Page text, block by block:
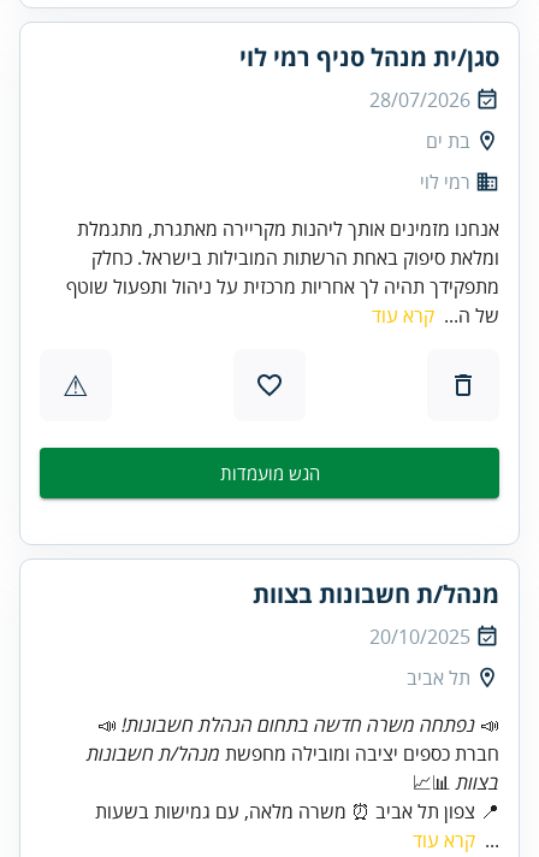
סגן/ית מנהל סניף רמי לוי
28/07/2026
בת ים
רמי לוי
אנחנו מזמינים אותך ליהנות מקריירה מאתגרת, מתגמלת
ומלאת סיפוק באחת הרשתות המובילות בישראל. כחלק
מתפקידך תהיה לך אחריות מרכזית על ניהול ותפעול שוטף
של ה... קרא עוד
⚠
הגש מועמדות
מנהל/ת חשבונות בצוות
20/10/2025
תל אביב
📣 נפתחה משרה חדשה בתחום הנהלת חשבונות!
חברת כספים יציבה ומובילה מחפשת מנהל/ת חשבונות
בצוות
📍 צפון תל אביב ⏰ משרה מלאה, עם גמישות בשעות
... קרא עוד